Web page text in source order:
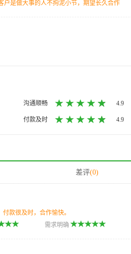
户是做大事的人不拘泥小节，期望长久合作
沟通顺畅 4.9
付款及时 4.9
差评(0)
付款很及时，合作愉快。
需求明确